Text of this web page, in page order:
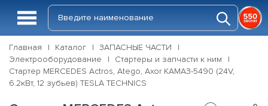
Главная Каталог
ЗАПАСНЫЕ ЧАСТИ
Электрооборудование
Стартеры и запчасти к ним
Стартер MERCEDES Actros, Atego, Axor КАМАЗ-5490 (24V,
6.2кВт, 12 зубьев) TESLA TECHNICS